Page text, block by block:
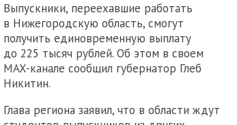
Выпускники, переехавшие работать
в Нижегородскую область, смогут
получить единовременную выплату
до 225 тысяч рублей. Об этом в своем
MAX-канале сообщил губернатор Глеб
Никитин.
Глава региона заявил, что в области ждут